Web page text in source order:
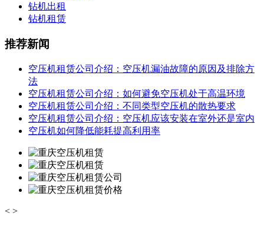
钻机出租
钻机租赁
推荐新闻
空压机租赁公司介绍：空压机漏油故障的原因及排除方
法
空压机租赁公司介绍：如何避免空压机处于高温环境
空压机租赁公司介绍：不同类型空压机的散热要求
空压机租赁公司介绍：空压机应该安装在室外还是室内
空压机如何降低能耗提高利用率
< >